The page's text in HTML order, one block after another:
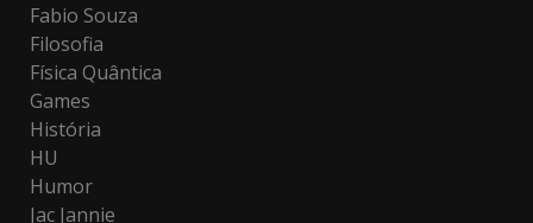
Fabio Souza
Filosofia
Física Quântica
Games
História
HU
Humor
Jac Jannie